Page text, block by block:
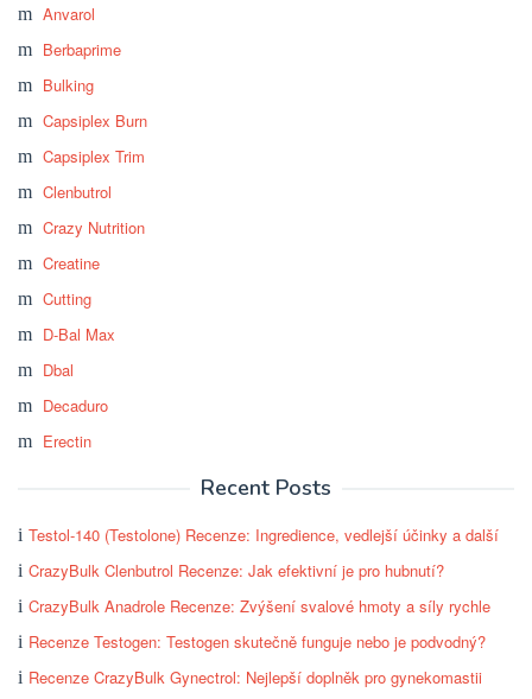
Anvarol
Berbaprime
Bulking
Capsiplex Burn
Capsiplex Trim
Clenbutrol
Crazy Nutrition
Creatine
Cutting
D-Bal Max
Dbal
Decaduro
Erectin
Recent Posts
Testol-140 (Testolone) Recenze: Ingredience, vedlejší účinky a další
CrazyBulk Clenbutrol Recenze: Jak efektivní je pro hubnutí?
CrazyBulk Anadrole Recenze: Zvýšení svalové hmoty a síly rychle
Recenze Testogen: Testogen skutečně funguje nebo je podvodný?
Recenze CrazyBulk Gynectrol: Nejlepší doplněk pro gynekomastii